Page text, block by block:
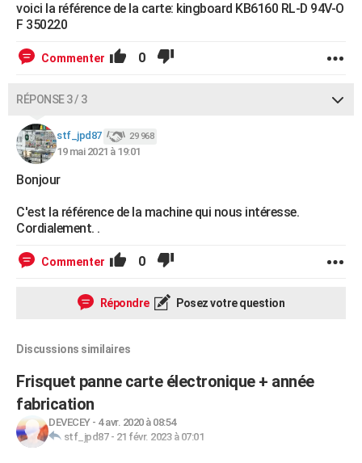
voici la référence de la carte: kingboard KB6160 RL-D 94V-O
F 350220
Commenter 0
RÉPONSE 3 / 3
stf_jpd87 29 968
19 mai 2021 à 19:01
Bonjour
C'est la référence de la machine qui nous intéresse.
Cordialement. .
Commenter 0
Répondre Posez votre question
Discussions similaires
Frisquet panne carte électronique + année
fabrication
DEVECEY- 4 avr. 2020 à 08:54
stf_jpd87- 21 févr. 2023 à 07:01